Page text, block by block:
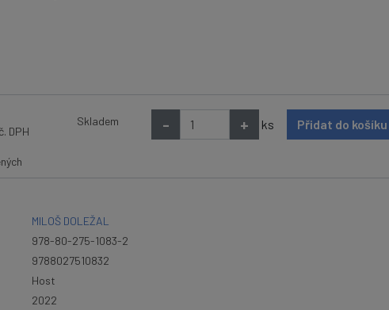
DPH
Skladem - + ks Přidat do košíku
MILOŠ DOLEŽAL
978-80-275-1083-2
9788027510832
Host
2022